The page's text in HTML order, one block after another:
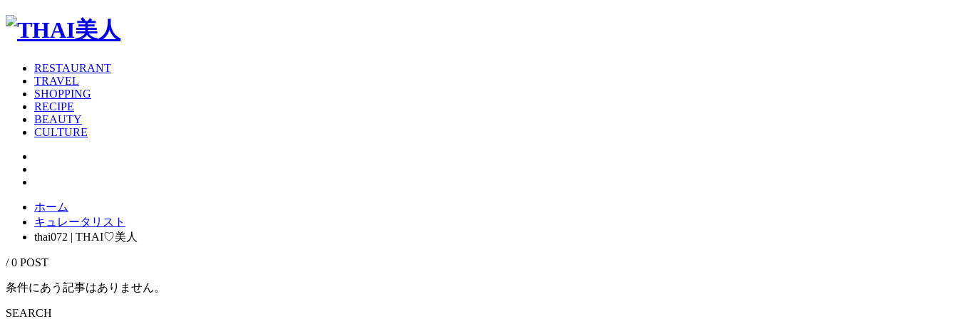
RESTAURANT
TRAVEL
SHOPPING
RECIPE
BEAUTY
CULTURE
ホーム
キュレータリスト
thai072 | THAI♡美人
/ 0 POST
条件にあう記事はありません。
SEARCH